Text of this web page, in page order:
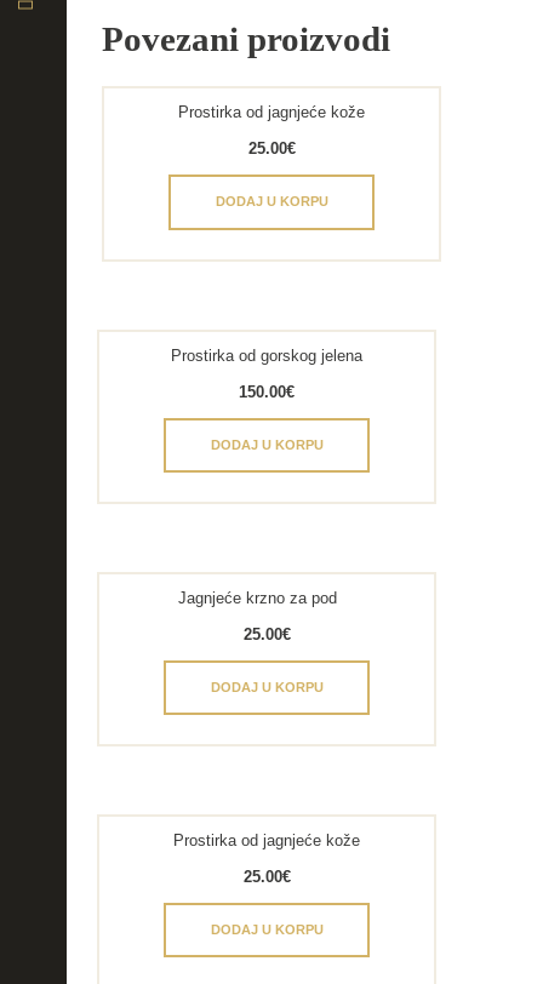
Povezani proizvodi
Prostirka od jagnjeće kože
25.00€
DODAJ U KORPU
Prostirka od gorskog jelena
150.00€
DODAJ U KORPU
Jagnjeće krzno za pod
25.00€
DODAJ U KORPU
Prostirka od jagnjeće kože
25.00€
DODAJ U KORPU